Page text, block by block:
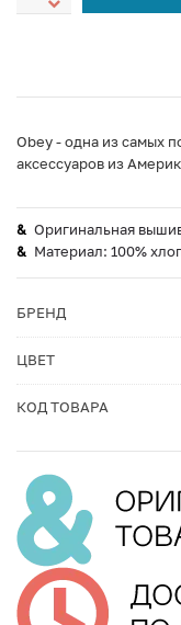
Obey - одна из самых
аксессуаров из
Оригинальная
Материал: 100%
БРЕНД
ЦВЕТ
КОД ТОВАРА